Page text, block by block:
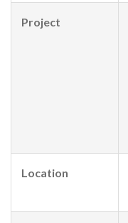
Project
Location